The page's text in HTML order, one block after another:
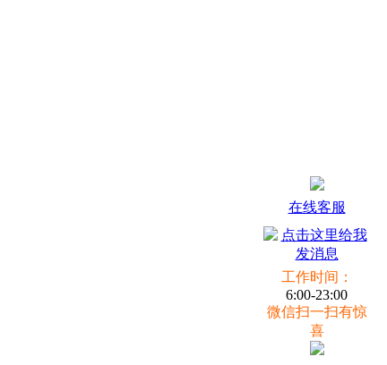
在线客服
工作时间：
6:00-23:00
微信扫一扫有惊
喜